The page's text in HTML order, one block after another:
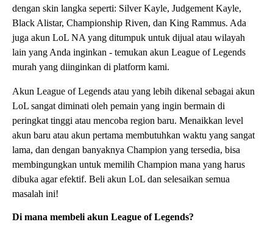
dengan skin langka seperti: Silver Kayle, Judgement Kayle,
Black Alistar, Championship Riven, dan King Rammus. Ada
juga akun LoL NA yang ditumpuk untuk dijual atau wilayah
lain yang Anda inginkan - temukan akun League of Legends
murah yang diinginkan di platform kami.
Akun League of Legends atau yang lebih dikenal sebagai akun
LoL sangat diminati oleh pemain yang ingin bermain di
peringkat tinggi atau mencoba region baru. Menaikkan level
akun baru atau akun pertama membutuhkan waktu yang sangat
lama, dan dengan banyaknya Champion yang tersedia, bisa
membingungkan untuk memilih Champion mana yang harus
dibuka agar efektif. Beli akun LoL dan selesaikan semua
masalah ini!
Di mana membeli akun League of Legends?